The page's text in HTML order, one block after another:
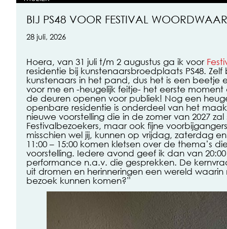
BIJ PS48 VOOR FESTIVAL
28 juli, 2026
Hoera, van 31 juli t/m 2 augustus ga ik voor
residentie bij kunstenaarsbroedplaats PS48.
kunstenaars in het pand, dus het is een beetje
voor me en -heugelijk feitje- het eerste
de deuren openen voor publiek! Nog een
openbare residentie is onderdeel van het
nieuwe voorstelling die in de zomer van 2027 zal
Festivalbezoekers, maar ook fijne
misschien wel jij, kunnen op vrijdag, zaterdag
11:00 – 15:00 komen kletsen over de thema’s
voorstelling. Iedere avond geef ik dan van 20:00
performance n.a.v. die gesprekken. De
uit dromen en herinneringen een wereld waarin
bezoek kunnen komen?”